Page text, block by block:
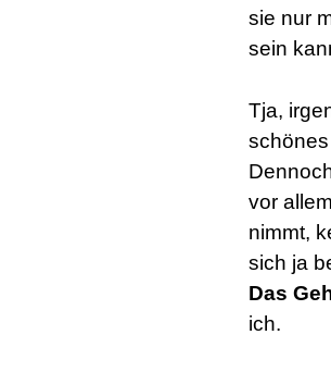
sie nur
sein
Tja,
vor
nimmt,
sich ja
Das
ich.